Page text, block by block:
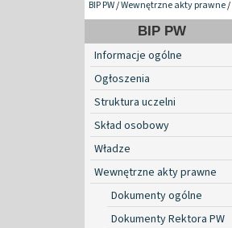
BIP PW/Wewnętrzne akty prawne/
BIP PW
Informacje ogólne
Ogłoszenia
Struktura uczelni
Skład osobowy
Władze
Wewnętrzne akty prawne
Dokumenty ogólne
Dokumenty Rektora PW